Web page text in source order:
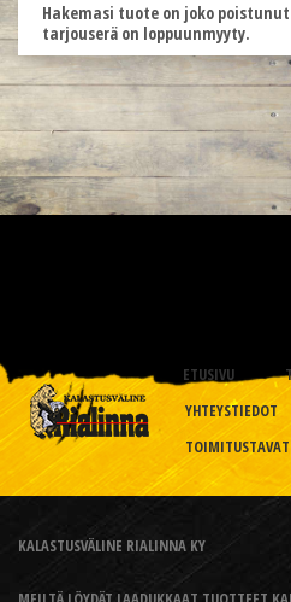
Hakemasi tuote on joko
tarjouserä on loppuunmyyty.
ETUSIVU
YHTEYSTIEDOT
KALASTUSVÄLINE RIALINNA KY